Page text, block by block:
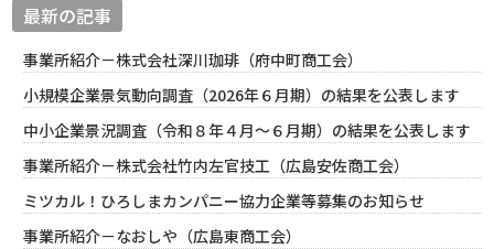
最新の記事
事業所紹介－株式会社深川珈琲（府中町商工会）
小規模企業景気動向調査（2026年６月期）の結果を公表します
中小企業景況調査（令和８年４月～６月期）の結果を公表します
事業所紹介－株式会社竹内左官技工（広島安佐商工会）
ミツカル！ひろしまカンパニー協力企業等募集のお知らせ
事業所紹介－なおしや（広島東商工会）